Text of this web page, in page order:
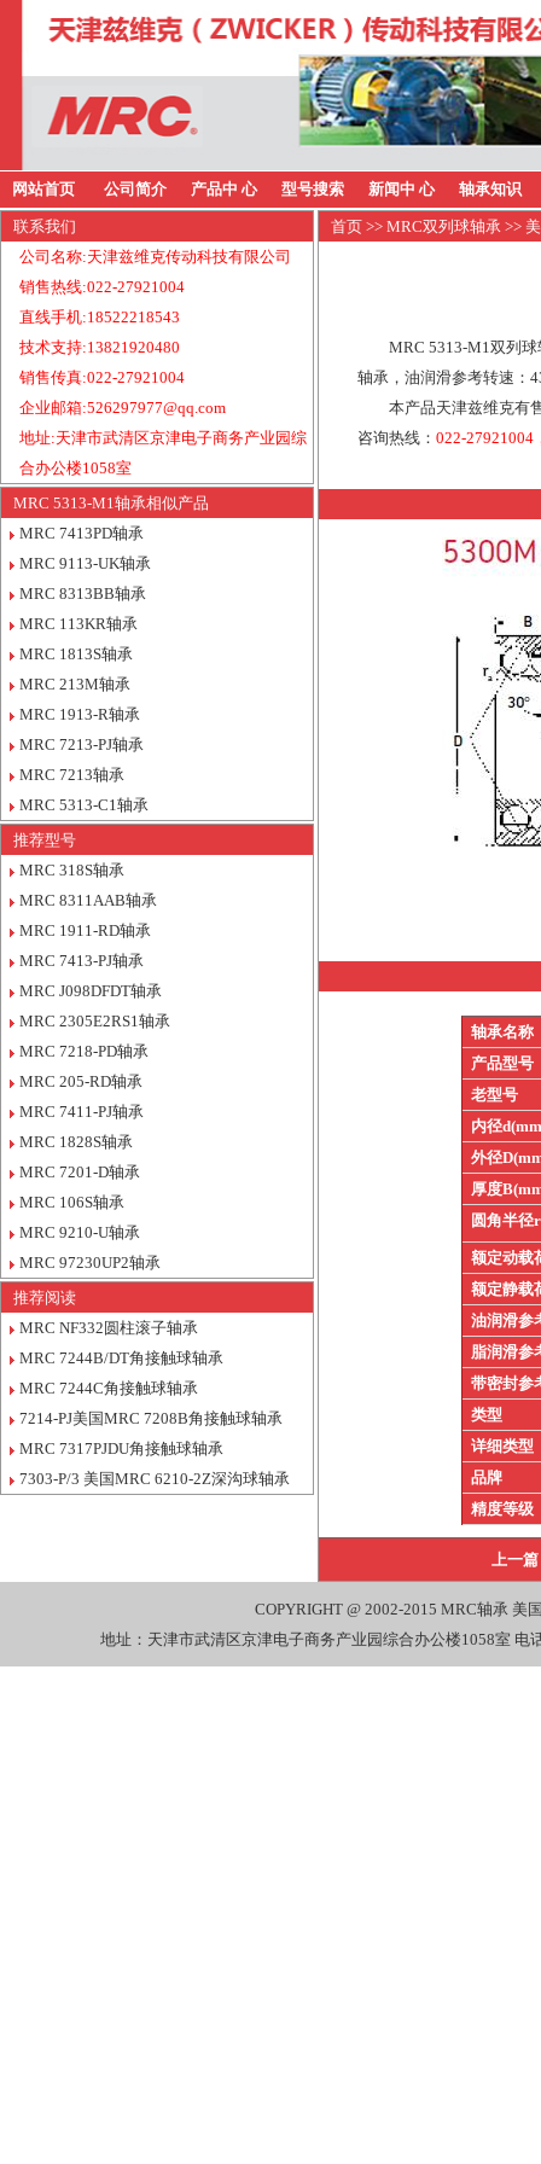
网站首页 公司简介 产品中 心 型号搜索 新闻中 心 轴承知识
联系我们
公司名称:天津兹维克传动科技有限公司
销售热线:022-27921004
直线手机:18522218543
技术支持:13821920480
销售传真:022-27921004
企业邮箱:526297977@qq.com
地址:天津市武清区京津电子商务产业园综
合办公楼1058室
MRC 5313-M1轴承相似产品
MRC 7413PD轴承
MRC 9113-UK轴承
MRC 8313BB轴承
MRC 113KR轴承
MRC 1813S轴承
MRC 213M轴承
MRC 1913-R轴承
MRC 7213-PJ轴承
MRC 7213轴承
MRC 5313-C1轴承
推荐型号
MRC 318S轴承
MRC 8311AAB轴承
MRC 1911-RD轴承
MRC 7413-PJ轴承
MRC J098DFDT轴承
MRC 2305E2RS1轴承
MRC 7218-PD轴承
MRC 205-RD轴承
MRC 7411-PJ轴承
MRC 1828S轴承
MRC 7201-D轴承
MRC 106S轴承
MRC 9210-U轴承
MRC 97230UP2轴承
推荐阅读
MRC NF332圆柱滚子轴承
MRC 7244B/DT角接触球轴承
MRC 7244C角接触球轴承
7214-PJ美国MRC 7208B角接触球轴承
MRC 7317PJDU角接触球轴承
7303-P/3 美国MRC 6210-2Z深沟球轴承
首页 >> MRC双列球轴承 >>
MRC 5313-M1双列
轴承，油润滑参考转速：
本产品天津兹维克有
咨询热线：022-27921004
轴承名称
产品型号
老型号
内径
外径
厚度
圆角半径r
额定动载
额定静载
油润滑参
脂润滑参
带密封参
类型
详细类型
品牌
精度等级
上一
COPYRIGHT @ 2002-2015 MRC轴承 美
地址：天津市武清区京津电子商务产业园综合办公楼1058室 电